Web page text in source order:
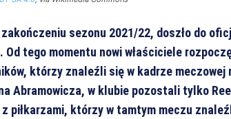
sezonu 2021/22, doszło do
Od tego momentu nowi właściciele
którzy znaleźli się w kadrze
Abramowicza, w klubie pozostali tylko
z piłkarzami, którzy w tamtym meczu